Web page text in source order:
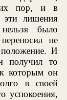
пор, и в
эти лишения
было
не
И
получил то
к которым он
в своей
успокоения,